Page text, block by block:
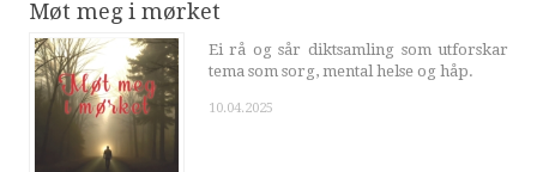
Møt meg i mørket
Ei rå og sår diktsamling som utforskar
tema som sorg, mental helse og håp.
10.04.2025